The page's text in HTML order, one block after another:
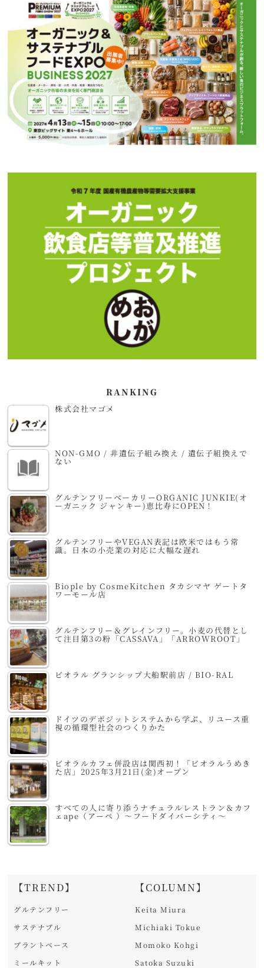
RANKING
株式会社マゴメ
NON-GMO / 非遺伝子組み換え / 遺伝子組換えで
ない
グルテンフリーベーカリーORGANIC JUNKIE(オ
ーガニック ジャンキー)恵比寿にOPEN！
グルテンフリーやVEGAN表記は欧米ではもう常
識。日本の小売業の対応に大幅な遅れ
Biople by CosmeKitchen タカシマヤ ゲートタ
ワーモール店
グルテンフリー＆グレインフリー。小麦の代替とし
て注目第3の粉「CASSAVA」「ARROWROOT」
ビオラル グランシップ大船駅前店 / BIO-RAL
ドイツのデポジットシステムから学ぶ、リユース重
視の循環型社会のつくりかた
ビオラルカフェ併設店は関西初！「ビオラルうめき
た店」2025年3月21日(金)オープン
すべての人に寄り添うナチュラルレストラン＆カフ
ェape（アーペ ）～フードダイバーシティ～
【TREND】
グルテンフリー
サステナブル
プラントベース
ミールキット
【COLUMN】
Keita Miura
Michiaki Tokue
Momoko Kohgi
Satoka Suzuki